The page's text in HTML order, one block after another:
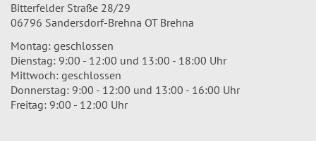
Bitterfelder Straße 28/29
06796 Sandersdorf-Brehna OT Brehna
Montag: geschlossen
Dienstag: 9:00 - 12:00 und 13:00 - 18:00 Uhr
Mittwoch: geschlossen
Donnerstag: 9:00 - 12:00 und 13:00 - 16:00 Uhr
Freitag: 9:00 - 12:00 Uhr